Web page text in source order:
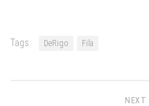
Tags: DeRigo Fila
NEXT